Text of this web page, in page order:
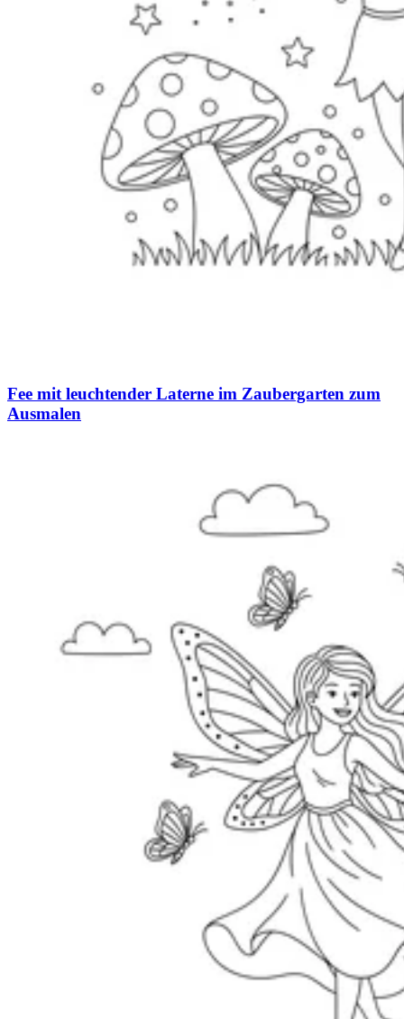
Fee mit leuchtender Laterne im Zaubergarten zum
Ausmalen